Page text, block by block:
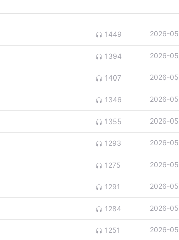
1449 2026-05
1394 2026-05
1407 2026-05
1346 2026-05
1355 2026-05
1293 2026-05
1275 2026-05
1291 2026-05
1284 2026-05
1251 2026-05